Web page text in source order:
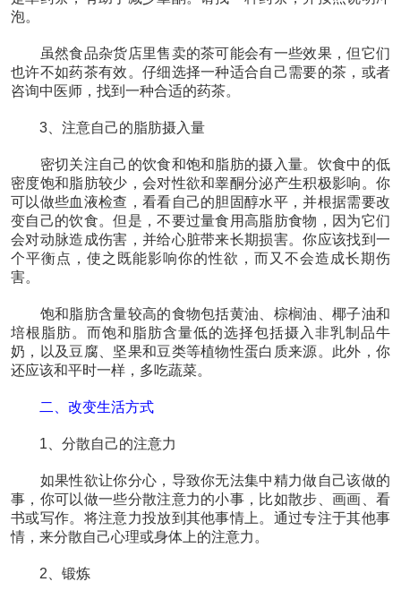
泡。
虽然食品杂货店里售卖的茶可能会有一些效果，但它们
也许不如药茶有效。仔细选择一种适合自己需要的茶，或者
咨询中医师，找到一种合适的药茶。
3、注意自己的脂肪摄入量
密切关注自己的饮食和饱和脂肪的摄入量。饮食中的低
密度饱和脂肪较少，会对性欲和睾酮分泌产生积极影响。你
可以做些血液检查，看看自己的胆固醇水平，并根据需要改
变自己的饮食。但是，不要过量食用高脂肪食物，因为它们
会对动脉造成伤害，并给心脏带来长期损害。你应该找到一
个平衡点，使之既能影响你的性欲，而又不会造成长期伤
害。
饱和脂肪含量较高的食物包括黄油、棕榈油、椰子油和
培根脂肪。而饱和脂肪含量低的选择包括摄入非乳制品牛
奶，以及豆腐、坚果和豆类等植物性蛋白质来源。此外，你
还应该和平时一样，多吃蔬菜。
二、改变生活方式
1、分散自己的注意力
如果性欲让你分心，导致你无法集中精力做自己该做的
事，你可以做一些分散注意力的小事，比如散步、画画、看
书或写作。将注意力投放到其他事情上。通过专注于其他事
情，来分散自己心理或身体上的注意力。
2、锻炼